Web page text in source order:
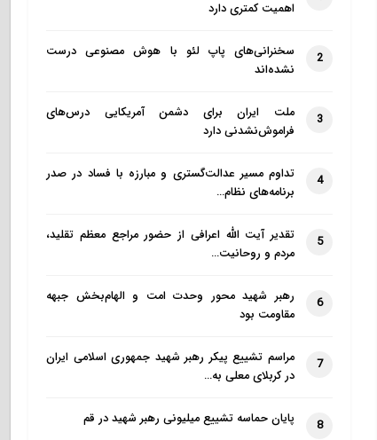
اهمیت کمتری دارد
2
سخنرانی‌های پاپ لئو با هوش مصنوعی درست
نشده‌اند
3
ملت ایران برای دشمن آمریکایی درس‌های
فراموش‌نشدنی دارد
4
تداوم مسیر عدالت‌گستری و مبارزه با فساد در صدر
برنامه‌های نظام…
5
تقدیر آیت الله اعرافی از حضور مراجع معظم تقلید،
مردم و روحانیت…
6
رهبر شهید محور وحدت امت و الهام‌بخش جبهه
مقاومت بود
7
مراسم تشییع پیکر رهبر شهید جمهوری اسلامی ایران
در کربلای معلی به…
8 پایان حماسه تشییع میلیونی رهبر شهید در قم